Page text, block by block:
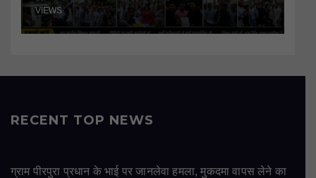
VIEWS
RECENT TOP NEWS
ग्राम पीरपुरा प्रधान के भाई पर जानलेवा हमला, मुकदमा वापस लेने का